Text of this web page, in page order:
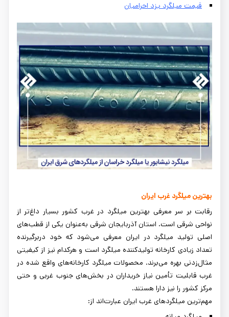
قیمت میلگرد یزد احرامیان
بهترین میلگرد غرب ایران
رقابت بر سر معرفی بهترین میلگرد در غرب کشور بسیار داغ‌تر از
نواحی شرقی است. استان آذربایجان شرقی به‌عنوان یکی از قطب‌های
اصلی تولید میلگرد در ایران معرفی می‌شود که خود دربرگیرنده
تعداد زیادی کارخانه تولیدکننده میلگرد است و هرکدام نیز از کیفیتی
مثال‌زدنی بهره می‌برند. محصولات میلگرد کارخانه‌های واقع شده در
غرب قابلیت تأمین نیاز خریداران در بخش‌های جنوب غربی و حتی
مرکز کشور را نیز دارا هستند.
مهم‌ترین میلگردهای غرب ایران عبارت‌اند از: